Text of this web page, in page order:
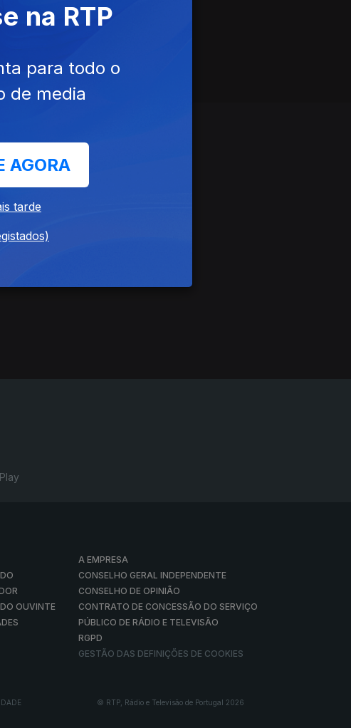
OUVINTE
A EMPRESA
CONSELHO GERAL INDEPENDENTE
CONSELHO DE OPINIÃO
CONTRATO DE CONCESSÃO DO SERVIÇO
PÚBLICO DE RÁDIO E TELEVISÃO
RGPD
GESTÃO DAS DEFINIÇÕES DE COOKIES
© RTP, Rádio e Televisão de Portugal 2026
na RTP
para todo o
de media
AGORA
tarde